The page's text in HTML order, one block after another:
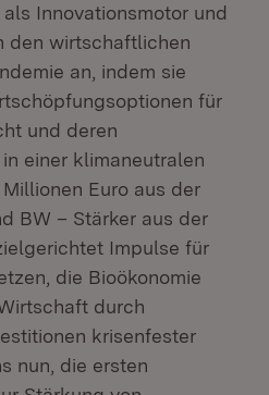
Innovationsmotor und
den wirtschaftlichen
an, indem sie
für
und deren
einer klimaneutralen
Euro aus der
BW – Stärker aus der
Impulse für
die Bioökonomie
durch
krisenfester
nun, die ersten